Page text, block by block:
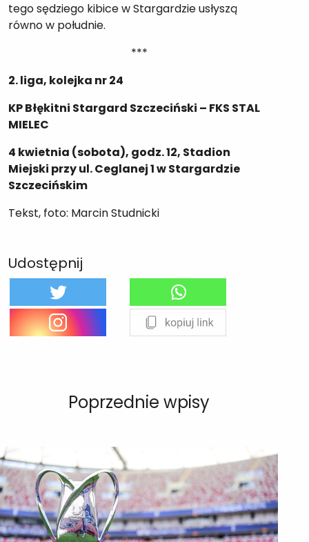
tego sędziego kibice w Stargardzie usłyszą
równo w południe.
***
2. liga, kolejka nr 24
KP Błękitni Stargard Szczeciński – FKS STAL
MIELEC
4 kwietnia (sobota), godz. 12, Stadion
Miejski przy ul. Ceglanej 1 w Stargardzie
Szczecińskim
Tekst, foto: Marcin Studnicki
Udostępnij
Poprzednie wpisy